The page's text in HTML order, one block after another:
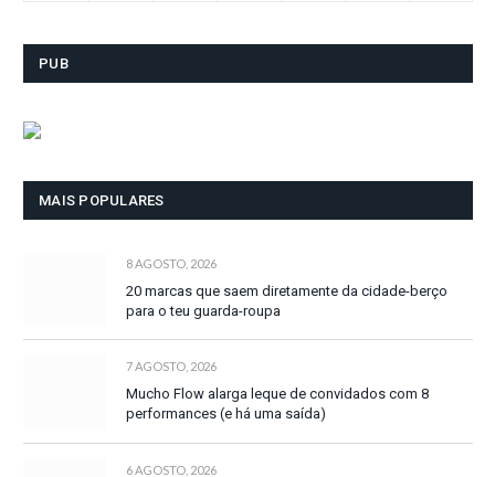
PUB
MAIS POPULARES
8 AGOSTO, 2026
20 marcas que saem diretamente da cidade-berço
para o teu guarda-roupa
7 AGOSTO, 2026
Mucho Flow alarga leque de convidados com 8
performances (e há uma saída)
6 AGOSTO, 2026